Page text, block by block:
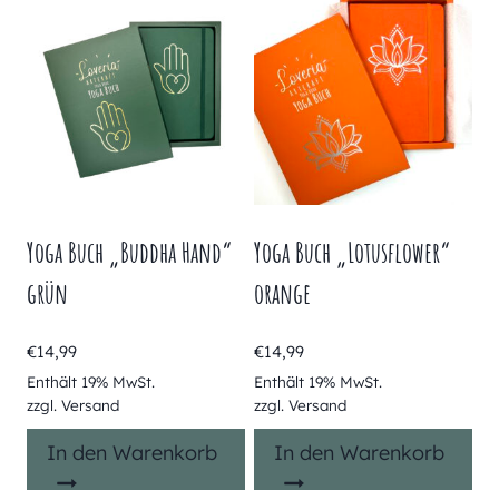
Yoga Buch „Buddha Hand“
grün
€14,99
Enthält 19% MwSt.
zzgl. Versand
In den Warenkorb
Yoga Buch „Lotusflower“
orange
€14,99
Enthält 19% MwSt.
zzgl. Versand
In den Warenkorb